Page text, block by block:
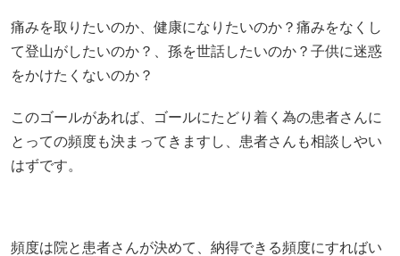
痛みを取りたいのか、健康になりたいのか？痛みをなくし
て登山がしたいのか？、孫を世話したいのか？子供に迷惑
をかけたくないのか？
このゴールがあれば、ゴールにたどり着く為の患者さんに
とっての頻度も決まってきますし、患者さんも相談しやい
はずです。
頻度は院と患者さんが決めて、納得できる頻度にすればい